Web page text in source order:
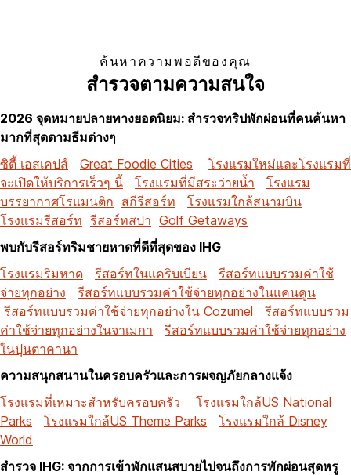
ค้นหาความพอดีของคุณ
สำรวจตามความสนใจ
2026 จุดหมายปลายทางยอดนิยม: สำรวจทริปพักผ่อนที่คนค้นหา
มากที่สุดตามธีมต่างๆ
ซิตี้ เอสเคปส์
Great Foodie Cities
โรงแรมใหม่และโรงแรมที่
จะเปิดให้บริการเร็วๆ นี้
โรงแรมที่มีสระว่ายน้ำ
โรงแรม
บรรยากาศโรแมนติก สกีรีสอร์ท
โรงแรมใกล้สนามบิน
โรงแรมรีสอร์ท รีสอร์ทสปา Golf Getaways
พบกับรีสอร์ทริมชายหาดที่ดีที่สุดของ IHG
โรงแรมริมหาด
รีสอร์ทในแคริบเบียน
รีสอร์ทแบบรวมค่าใช้
จ่ายทุกอย่าง
รีสอร์ทแบบรวมค่าใช้จ่ายทุกอย่างในแคนคูน
รีสอร์ทแบบรวมค่าใช้จ่ายทุกอย่างใน Cozumel
รีสอร์ทแบบรวม
ค่าใช้จ่ายทุกอย่างในจาเมกา
รีสอร์ทแบบรวมค่าใช้จ่ายทุกอย่าง
ในปุนตาคานา
ความสนุกสนานในครอบครัวและการผจญภัยกลางแจ้ง
โรงแรมที่เหมาะสำหรับครอบครัว
โรงแรมใกล้US National
Parks
โรงแรมใกล้US Theme Parks
โรงแรมใกล้ Disney
World
สำรวจ IHG: จากการเข้าพักแสนสบายไปจนถึงการพักผ่อนสุดหรู